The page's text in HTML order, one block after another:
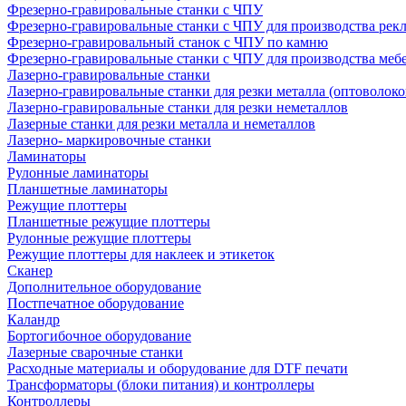
Фрезерно-гравировальные станки с ЧПУ
Фрезерно-гравировальные станки с ЧПУ для производства
Фрезерно-гравировальный станок с ЧПУ по камню
Фрезерно-гравировальные станки с ЧПУ для производства
Лазерно-гравировальные станки
Лазерно-гравировальные станки для резки металла
Лазерно-гравировальные станки для резки неметаллов
Лазерные станки для резки металла и неметаллов
Лазерно- маркировочные станки
Ламинаторы
Рулонные ламинаторы
Планшетные ламинаторы
Режущие плоттеры
Планшетные режущие плоттеры
Рулонные режущие плоттеры
Режущие плоттеры для наклеек и этикеток
Сканер
Дополнительное оборудование
Постпечатное оборудование
Каландр
Бортогибочное оборудование
Лазерные сварочные станки
Расходные материалы и оборудование для DTF печати
Трансформаторы (блоки питания) и контроллеры
Контроллеры